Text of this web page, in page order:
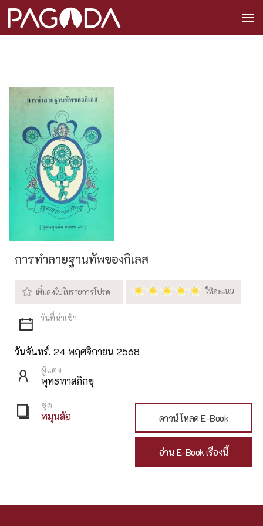
การทำลายฐานทัพของกิเลส
วันจันทร์, 24 พฤศจิกายน 2568
ผู้แต่ง
พุทธทาสภิกขุ
ชุด
หมุนล้อ ดาวน์โหลด E-Book
อ่าน E-Book เรื่องนี้